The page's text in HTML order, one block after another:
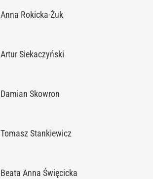
Anna Rokicka-Żuk
Artur Siekaczyński
Damian Skowron
Tomasz Stankiewicz
Beata Anna Święcicka